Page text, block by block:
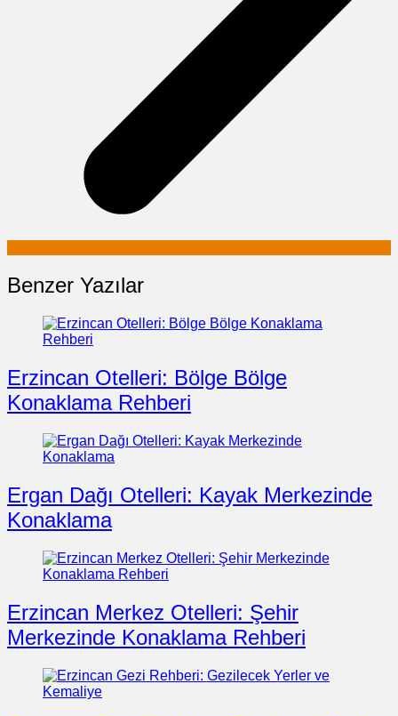
Benzer Yazılar
Erzincan Otelleri: Bölge Bölge
Konaklama Rehberi
Ergan Dağı Otelleri: Kayak Merkezinde
Konaklama
Erzincan Merkez Otelleri: Şehir
Merkezinde Konaklama Rehberi